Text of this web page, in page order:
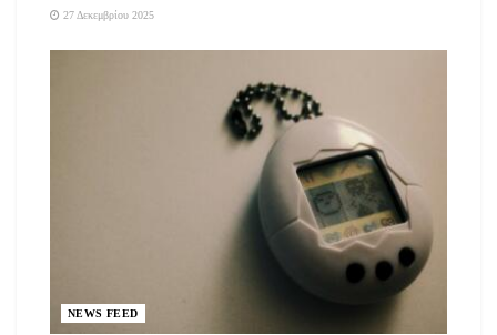
27 Δεκεμβρίου 2025
NEWS FEED